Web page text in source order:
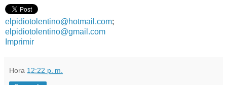
elpidiotolentino@hotmail.com;
elpidiotolentino@gmail.com
Imprimir
Hora 12:22 p. m.